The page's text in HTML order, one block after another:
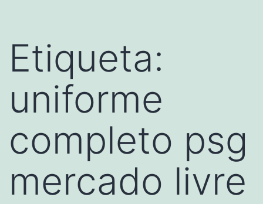
Etiqueta:
uniforme
completo psg
mercado livre